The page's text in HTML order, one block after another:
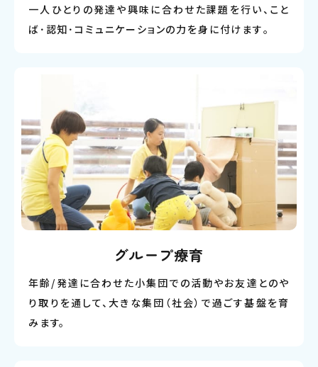
一人ひとりの発達や興味に合わせた課題を行い、こと
ば･認知･コミュニケーションの力を身に付けます｡
グループ療育
年齢/発達に合わせた小集団での活動やお友達とのや
り取りを通して、大きな集団（社会）で過ごす基盤を育
みます。